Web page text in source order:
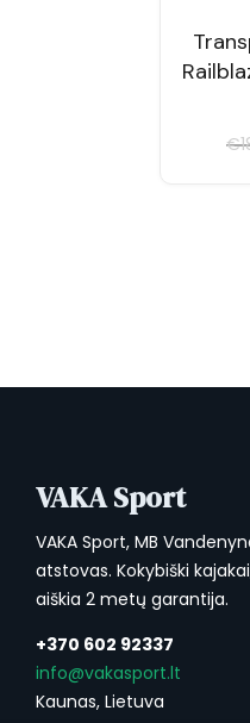
€
VAKA Sport
VAKA Sport, MB
atstovas. Kokybiški
aiškia 2 metų garantija.
+370 602 92337
info@vakasport.lt
Kaunas, Lietuva